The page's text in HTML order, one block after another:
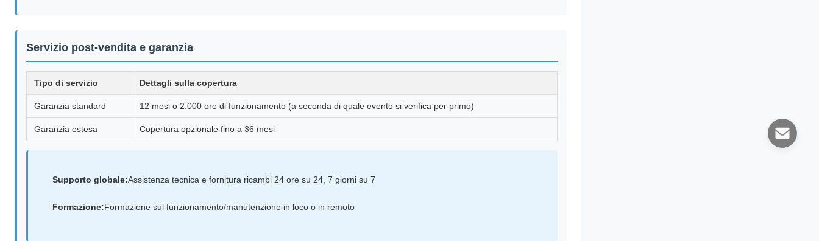
Servizio post-vendita e garanzia
Tipo di servizio Dettagli sulla copertura
Garanzia standard 12 mesi o 2.000 ore di funzionamento (a seconda di quale evento si verifica per primo)
Garanzia estesa Copertura opzionale fino a 36 mesi
Supporto globale:Assistenza tecnica e fornitura ricambi 24 ore su 24, 7 giorni su 7
Formazione:Formazione sul funzionamento/manutenzione in loco o in remoto